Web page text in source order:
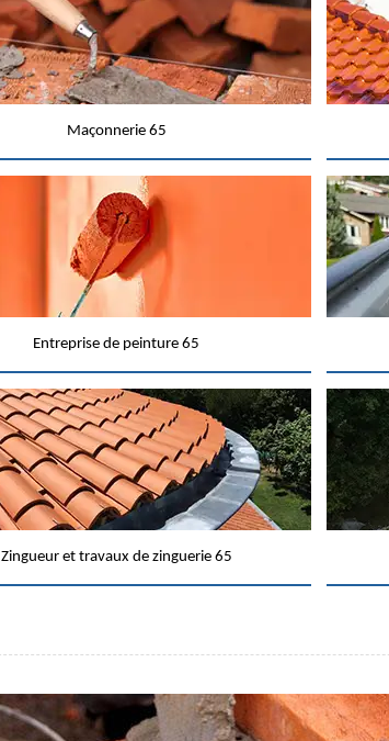
Maçonnerie 65
Entreprise de peinture 65
Zingueur et travaux de zinguerie 65